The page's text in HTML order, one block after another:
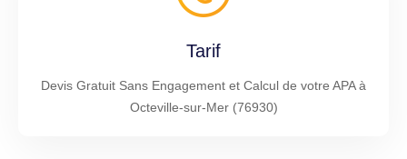
Tarif
Devis Gratuit Sans Engagement et Calcul de votre APA à
Octeville-sur-Mer (76930)